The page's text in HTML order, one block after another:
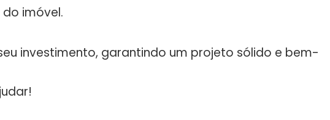
imóvel.
investimento, garantindo um projeto sólido e bem-